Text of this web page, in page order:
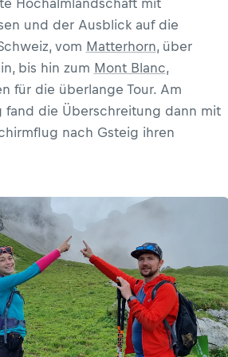
Hochalmlandschaft mit
und der Ausblick auf die
vom Matterhorn, über
bis hin zum Mont Blanc,
für die überlange Tour. Am
fand die Überschreitung dann mit
nach Gsteig ihren